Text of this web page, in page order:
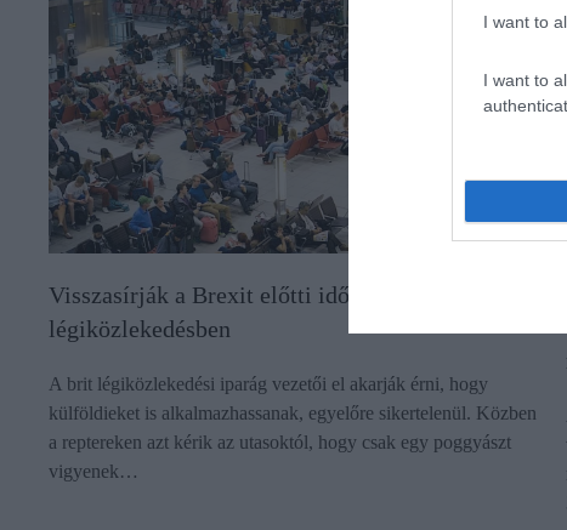
I want to
I want to
Visszasírják a Brexit előtti időket a brit
légiközlekedésben
A brit légiközlekedési iparág vezetői el akarják érni, hogy
külföldieket is alkalmazhassanak, egyelőre sikertelenül. Közben
a reptereken azt kérik az utasoktól, hogy csak egy poggyászt
vigyenek…